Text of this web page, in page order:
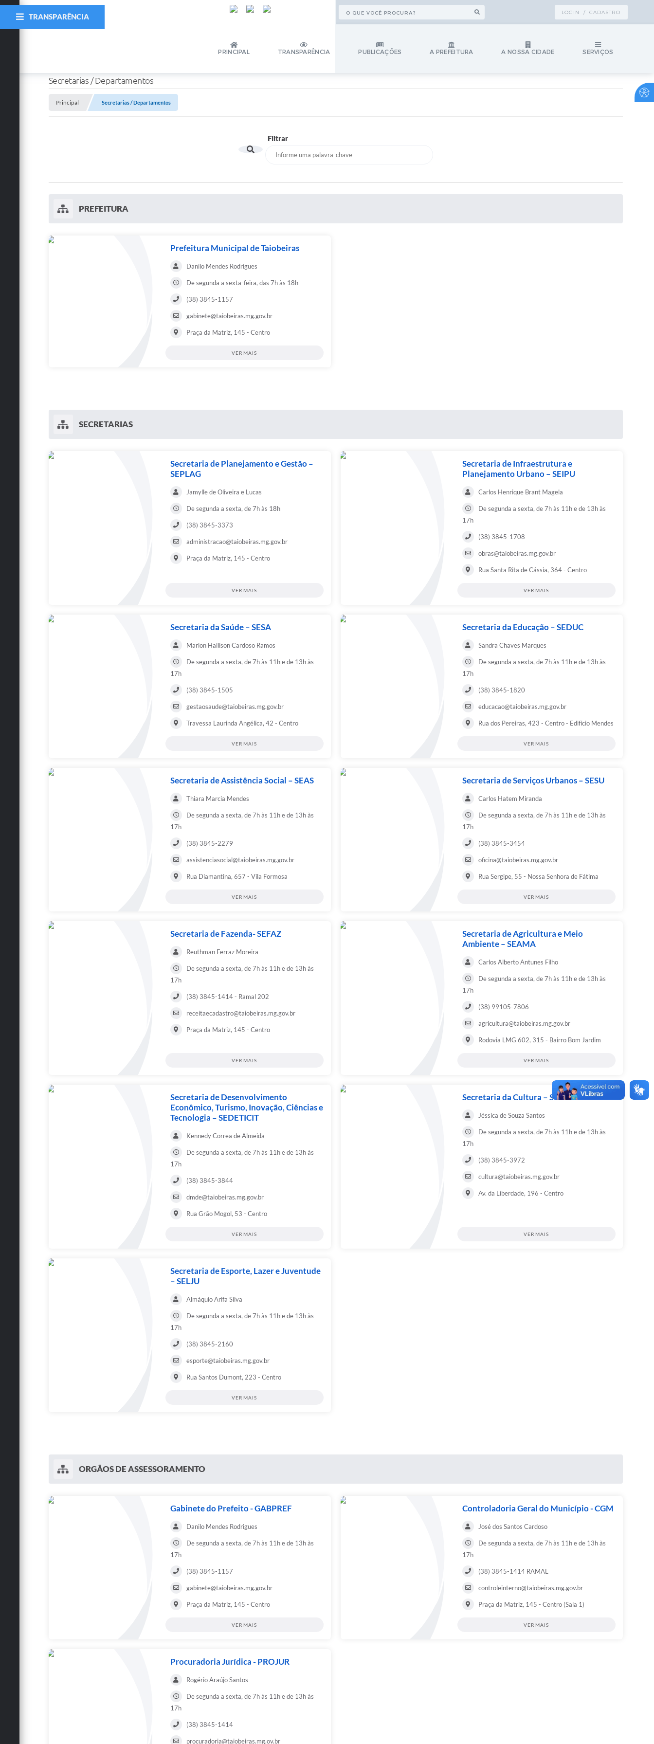
LOGIN / CADASTRO
PRINCIPAL TRANSPARÊNCIA PUBLICAÇÕES A PREFEITURA A NOSSA CIDADE SERVIÇOS
TRANSPARÊNCIA
Secretarias / Departamentos
Principal Secretarias / Departamentos
Filtrar
PREFEITURA
Prefeitura Municipal de Taiobeiras
Danilo Mendes Rodrigues
De segunda a sexta-feira, das 7h às 18h
(38) 3845-1157
gabinete@taiobeiras.mg.gov.br
Praça da Matriz, 145 - Centro
VER MAIS
SECRETARIAS
Secretaria de Planejamento e Gestão –
SEPLAG
Jamylle de Oliveira e Lucas
De segunda a sexta, de 7h às 18h
(38) 3845-3373
administracao@taiobeiras.mg.gov.br
Praça da Matriz, 145 - Centro
VER MAIS
Secretaria de Infraestrutura e
Planejamento Urbano – SEIPU
Carlos Henrique Brant Magela
De segunda a sexta, de 7h às 11h e de 13h às
17h
(38) 3845-1708
obras@taiobeiras.mg.gov.br
Rua Santa Rita de Cássia, 364 - Centro
VER MAIS
Secretaria da Saúde – SESA
Marlon Hallison Cardoso Ramos
De segunda a sexta, de 7h às 11h e de 13h às
17h
(38) 3845-1505
gestaosaude@taiobeiras.mg.gov.br
Travessa Laurinda Angélica, 42 - Centro
VER MAIS
Secretaria da Educação – SEDUC
Sandra Chaves Marques
De segunda a sexta, de 7h às 11h e de 13h às
17h
(38) 3845-1820
educacao@taiobeiras.mg.gov.br
Rua dos Pereiras, 423 - Centro - Edifício Mendes
VER MAIS
Secretaria de Assistência Social – SEAS
Thiara Marcia Mendes
De segunda a sexta, de 7h às 11h e de 13h às
17h
(38) 3845-2279
assistenciasocial@taiobeiras.mg.gov.br
Rua Diamantina, 657 - Vila Formosa
VER MAIS
Secretaria de Serviços Urbanos – SESU
Carlos Hatem Miranda
De segunda a sexta, de 7h às 11h e de 13h às
17h
(38) 3845-3454
oficina@taiobeiras.mg.gov.br
Rua Sergipe, 55 - Nossa Senhora de Fátima
VER MAIS
Secretaria de Fazenda- SEFAZ
Reuthman Ferraz Moreira
De segunda a sexta, de 7h às 11h e de 13h às
17h
(38) 3845-1414 - Ramal 202
receitaecadastro@taiobeiras.mg.gov.br
Praça da Matriz, 145 - Centro
VER MAIS
Secretaria de Agricultura e Meio
Ambiente – SEAMA
Carlos Alberto Antunes Filho
De segunda a sexta, de 7h às 11h e de 13h às
17h
(38) 99105-7806
agricultura@taiobeiras.mg.gov.br
Rodovia LMG 602, 315 - Bairro Bom Jardim
VER MAIS
Secretaria de Desenvolvimento
Econômico, Turismo, Inovação, Ciências e
Tecnologia – SEDETICIT
Kennedy Correa de Almeida
De segunda a sexta, de 7h às 11h e de 13h às
17h
(38) 3845-3844
dmde@taiobeiras.mg.gov.br
Rua Grão Mogol, 53 - Centro
VER MAIS
Secretaria da Cultura – SECULT
Jéssica de Souza Santos
De segunda a sexta, de 7h às 11h e de 13h às
17h
(38) 3845-3972
cultura@taiobeiras.mg.gov.br
Av. da Liberdade, 196 - Centro
VER MAIS
Secretaria de Esporte, Lazer e Juventude
– SELJU
Almáquio Arifa Silva
De segunda a sexta, de 7h às 11h e de 13h às
17h
(38) 3845-2160
esporte@taiobeiras.mg.gov.br
Rua Santos Dumont, 223 - Centro
VER MAIS
ORGÃOS DE ASSESSORAMENTO
Gabinete do Prefeito - GABPREF
Danilo Mendes Rodrigues
De segunda a sexta, de 7h às 11h e de 13h às
17h
(38) 3845-1157
gabinete@taiobeiras.mg.gov.br
Praça da Matriz, 145 - Centro
VER MAIS
Controladoria Geral do Município - CGM
José dos Santos Cardoso
De segunda a sexta, de 7h às 11h e de 13h às
17h
(38) 3845-1414 RAMAL
controleinterno@taiobeiras.mg.gov.br
Praça da Matriz, 145 - Centro (Sala 1)
VER MAIS
Procuradoria Jurídica - PROJUR
Rogério Araújo Santos
De segunda a sexta, de 7h às 11h e de 13h às
17h
(38) 3845-1414
procuradoria@taiobeiras.mg.ov.br